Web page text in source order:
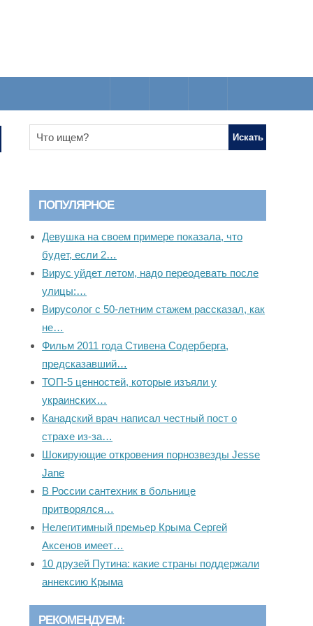
ПОПУЛЯРНОЕ
Девушка на своем примере показала, что
будет, если 2…
Вирус уйдет летом, надо переодевать после
улицы:…
Вирусолог с 50-летним стажем рассказал, как
не…
Фильм 2011 года Стивена Содерберга,
предсказавший…
ТОП-5 ценностей, которые изъяли у
украинских…
Канадский врач написал честный пост о
страхе из-за…
Шокирующие откровения порнозвезды Jesse
Jane
В России сантехник в больнице
притворялся…
Нелегитимный премьер Крыма Сергей
Аксенов имеет…
10 друзей Путина: какие страны поддержали
аннексию Крыма
РЕКОМЕНДУЕМ: